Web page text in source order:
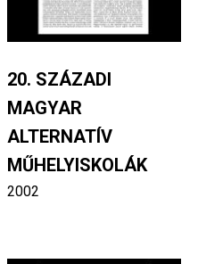
20. SZÁZADI
MAGYAR
ALTERNATÍV
MŰHELYISKOLÁK
2002